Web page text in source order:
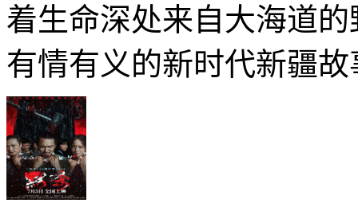
着生命深处来自大海道
有情有义的新时代新疆